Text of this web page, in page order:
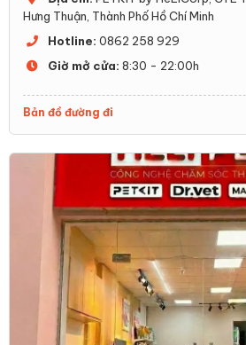
Hưng Thuận, Thành Phố Hồ Chí Minh
Hotline: 0862 258 929
Giờ mở cửa: 8:30 - 22:00h
Bản đồ đường đi